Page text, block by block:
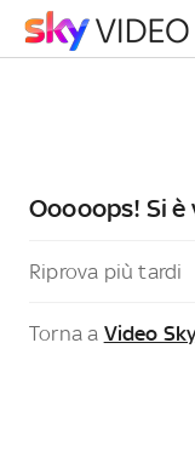
Ooooops! Si
Riprova più tardi
Torna a Video